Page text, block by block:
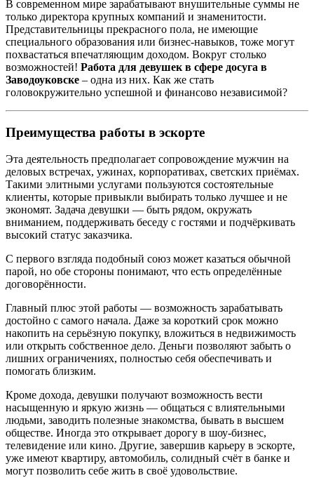
В современном мире зарабатывают внушительные суммы не
только директора крупных компаний и знаменитости.
Представительницы прекрасного пола, не имеющие
специального образования или бизнес-навыков, тоже могут
похвастаться впечатляющим доходом. Вокруг столько
возможностей! Работа для девушек в сфере досуга в
Заводоуковске – одна из них. Как же стать
головокружительно успешной и финансово независимой?
Преимущества работы в эскорте
Эта деятельность предполагает сопровождение мужчин на
деловых встречах, ужинах, корпоративах, светских приёмах.
Такими элитными услугами пользуются состоятельные
клиенты, которые привыкли выбирать только лучшее и не
экономят. Задача девушки — быть рядом, окружать
вниманием, поддерживать беседу с гостями и подчёркивать
высокий статус заказчика.
С первого взгляда подобный союз может казаться обычной
парой, но обе стороны понимают, что есть определённые
договорённости.
Главный плюс этой работы — возможность зарабатывать
достойно с самого начала. Даже за короткий срок можно
накопить на серьёзную покупку, вложиться в недвижимость
или открыть собственное дело. Деньги позволяют забыть о
лишних ограничениях, полностью себя обеспечивать и
помогать близким.
Кроме дохода, девушки получают возможность вести
насыщенную и яркую жизнь — общаться с влиятельными
людьми, заводить полезные знакомства, бывать в высшем
обществе. Иногда это открывает дорогу в шоу-бизнес,
телевидение или кино. Другие, завершив карьеру в эскорте,
уже имеют квартиру, автомобиль, солидный счёт в банке и
могут позволить себе жить в своё удовольствие.